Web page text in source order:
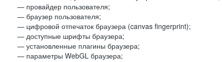
— провайдер пользователя;
— браузер пользователя;
— цифровой отпечаток браузера (canvas fingerprint);
— доступные шрифты браузера;
— установленные плагины браузера;
— параметры WebGL браузера;